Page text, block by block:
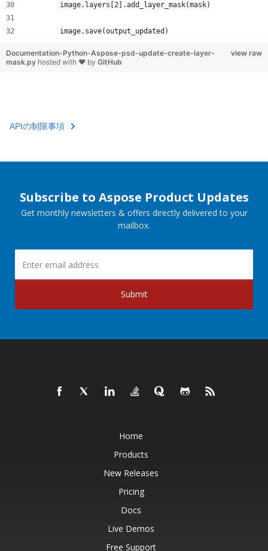
        image.layers[2].add_layer_mask(mask)
        image.save(output_updated)
view raw
Documentation-Python-Aspose-psd-update-create-layer-
mask.py hosted with ❤ by GitHub
APIの制限事項
Subscribe to Aspose Product Updates
Get monthly newsletters & offers directly delivered to your
mailbox.
Submit
Home
Products
New Releases
Pricing
Docs
Live Demos
Free Support